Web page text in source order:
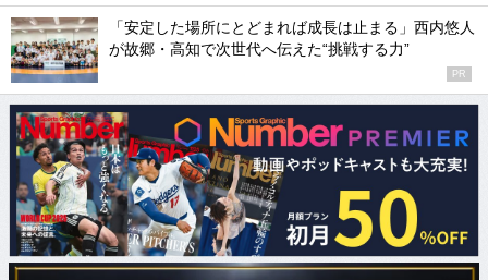
「安定した場所にとどまれば成長は止まる」西内悠人
が故郷・高知で次世代へ伝えた“挑戦する力”
PR